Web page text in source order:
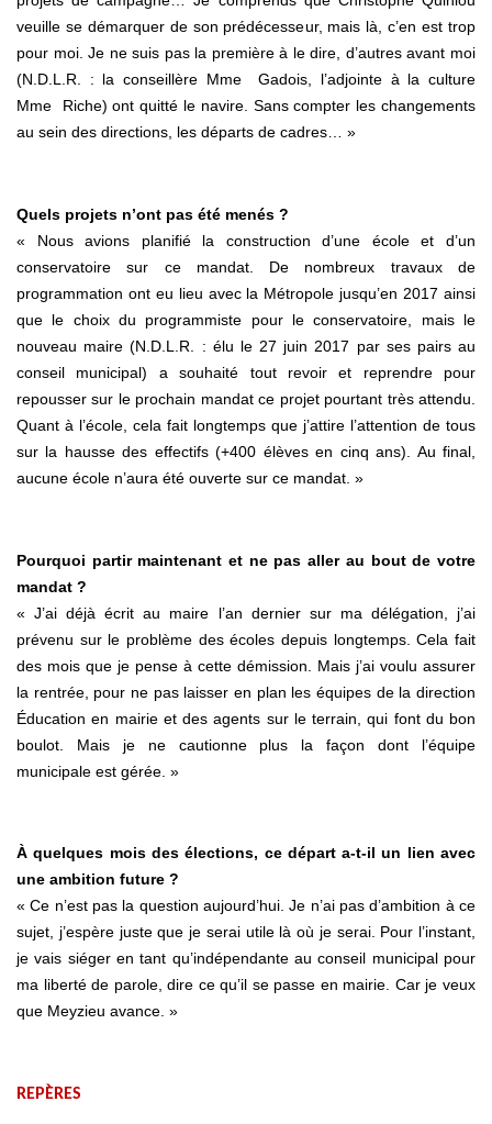
veuille se démarquer de son prédécesseur, mais là, c’en est trop
pour moi. Je ne suis pas la première à le dire, d’autres avant moi
(N.D.L.R. : la conseillère Mme Gadois, l’adjointe à la culture
Mme Riche) ont quitté le navire. Sans compter les changements
au sein des directions, les départs de cadres… »
Quels projets n’ont pas été menés ?
« Nous avions planifié la construction d’une école et d’un
conservatoire sur ce mandat. De nombreux travaux de
programmation ont eu lieu avec la Métropole jusqu’en 2017 ainsi
que le choix du programmiste pour le conservatoire, mais le
nouveau maire (N.D.L.R. : élu le 27 juin 2017 par ses pairs au
conseil municipal) a souhaité tout revoir et reprendre pour
repousser sur le prochain mandat ce projet pourtant très attendu.
Quant à l’école, cela fait longtemps que j’attire l’attention de tous
sur la hausse des effectifs (+400 élèves en cinq ans). Au final,
aucune école n’aura été ouverte sur ce mandat. »
Pourquoi partir maintenant et ne pas aller au bout de votre
mandat ?
« J’ai déjà écrit au maire l’an dernier sur ma délégation, j’ai
prévenu sur le problème des écoles depuis longtemps. Cela fait
des mois que je pense à cette démission. Mais j’ai voulu assurer
la rentrée, pour ne pas laisser en plan les équipes de la direction
Éducation en mairie et des agents sur le terrain, qui font du bon
boulot. Mais je ne cautionne plus la façon dont l’équipe
municipale est gérée. »
À quelques mois des élections, ce départ a-t-il un lien avec
une ambition future ?
« Ce n’est pas la question aujourd’hui. Je n’ai pas d’ambition à ce
sujet, j’espère juste que je serai utile là où je serai. Pour l’instant,
je vais siéger en tant qu’indépendante au conseil municipal pour
ma liberté de parole, dire ce qu’il se passe en mairie. Car je veux
que Meyzieu avance. »
REPÈRES